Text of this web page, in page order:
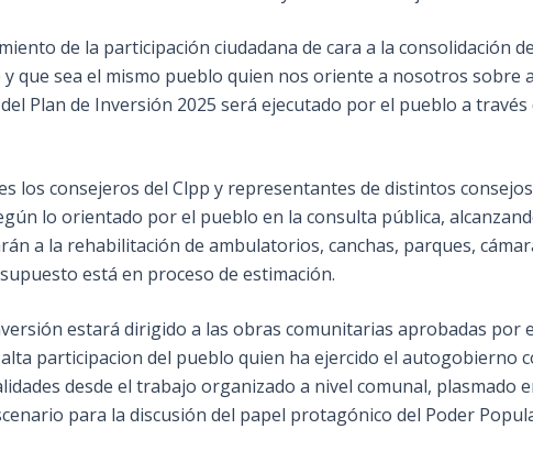
de la participación ciudadana de cara a la consolidación
que sea el mismo pueblo quien nos oriente a nosotros sobre
Plan de Inversión 2025 será ejecutado por el pueblo a
los consejeros del Clpp y representantes de distintos
lo orientado por el pueblo en la consulta pública,
a la rehabilitación de ambulatorios, canchas, parques,
está en proceso de estimación.
estará dirigido a las obras comunitarias aprobadas por
participacion del pueblo quien ha ejercido el autogobierno
desde el trabajo organizado a nivel comunal, plasmado
para la discusión del papel protagónico del Poder